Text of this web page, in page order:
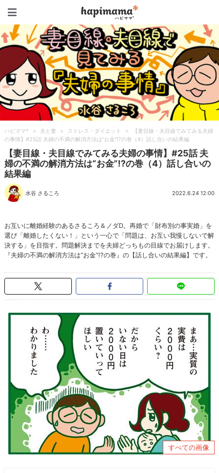
ハピママ* > 夫と妻 > ストレス・ダイエット >
【妻目線・夫目線でみてみる夫婦
の事情】#25話 夫婦の不満の解消方法は“お金”!?の巻（4）話し合いの結果編
【妻目線・夫目線でみてみる夫婦の事情】#25話 夫
婦の不満の解消方法は“お金”!?の巻（4）話し合いの
結果編
水谷 さるころ 2022.6.24 12:00
お互いに離婚経験のあるさるころ＆ノダD。再婚で「財布別の事実婚」を
選び「離婚したくない！」という一心で「問題は、お互い我慢しないで解
決する」を目指す。問題解決までを夫婦どっちもの目線でお届けします。
『夫婦の不満の解消方法は“お金”!?の巻』の【話し合いの結果編】です。
すべての画像